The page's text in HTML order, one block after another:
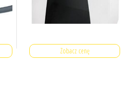
Zobacz cenę